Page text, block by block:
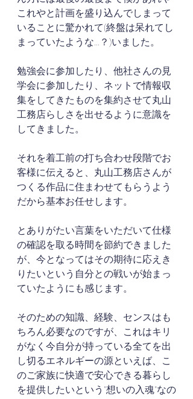
これやと計画を盛り込んでしまって
いることに驚かれて(終盤は呆れてし
まっていたような...？)いました。
勉強会に参加したり、他社さんの見
学会に参加したり、ネットで情報収
集をしてきたものを集約させて丸山
工務店らしさを出せるように意識を
してきました。
それを着工前の打ち合わせ段階でお
客様に伝えると、丸山工務店さんが
つくる作品に住まわせてもらうよう
だから基本お任せします。
とありがたい言葉をいただいて仕様
の確認を取る時間を節約できました
が、今となってはその期待に応えき
りたいという自分との戦いが始まっ
ていたようにも感じます。
そのための知識、経験、センスはも
ちろん必要なのですが、これはキリ
がなく今自分が持っている全てを出
し切るエネルギーの源といえば、こ
のご家族に快適で安心できる暮らし
を提供したいという"想いの入魂"なの